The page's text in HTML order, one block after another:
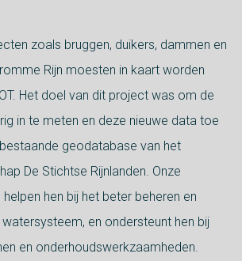
zoals bruggen, duikers, dammen en
Rijn moesten in kaart worden
Het doel van dit project was om de
in te meten en deze nieuwe data toe
geodatabase van het
De Stichtse Rijnlanden. Onze
helpen hen bij het beter beheren en
en ondersteunt hen bij
en onderhoudswerkzaamheden.